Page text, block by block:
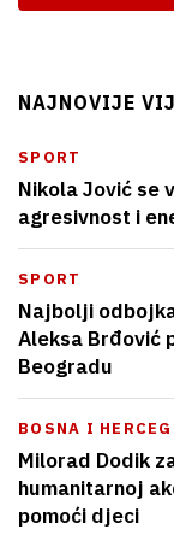
NAJNOVIJE
SPORT
Nikola Jović se
agresivnost i
SPORT
Najbolji
Aleksa Brđović
Beogradu
BOSNA I
Milorad Dodik
humanitarnoj
pomoći djeci